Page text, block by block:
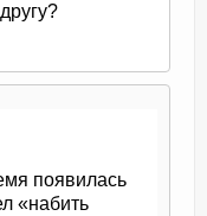
появилась
«набить